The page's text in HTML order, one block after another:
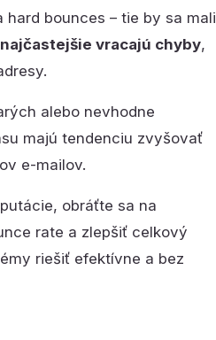
bounces – tie by sa mali
vracajú chyby,
alebo nevhodne
majú tendenciu zvyšovať
e-mailov.
obráťte sa na
rate a zlepšiť celkový
riešiť efektívne a bez